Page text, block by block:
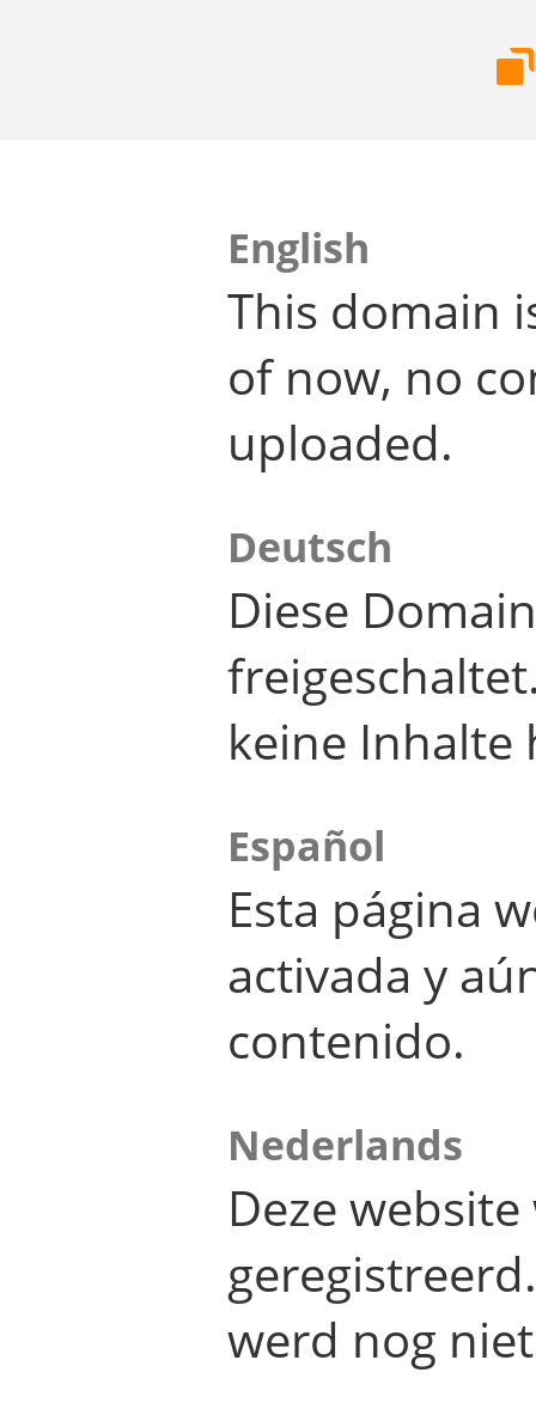
English
This domain
of now, no
uploaded.
Deutsch
Diese
keine Inhalte
Español
Esta página
activada y
contenido.
Nederlands
Deze
werd nog